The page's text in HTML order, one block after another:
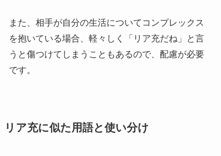
また、相手が自分の生活についてコンプレックス
を抱いている場合、軽々しく「リア充だね」と言
うと傷つけてしまうこともあるので、配慮が必要
です。
リア充に似た用語と使い分け